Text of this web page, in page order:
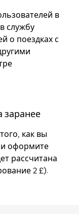
в
службу
о поездках с
заранее
как вы
и оформите
рассчитана
2 £).